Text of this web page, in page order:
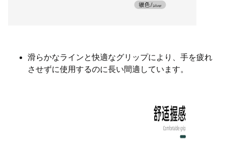
滑らかなラインと快適なグリップにより、手を疲れ
させずに使用するのに長い間適しています。